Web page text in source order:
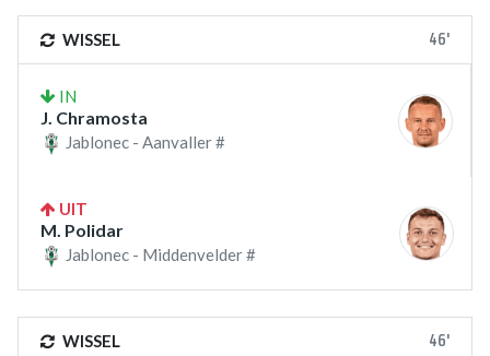
WISSEL 46'
IN
J. Chramosta
Jablonec - Aanvaller #
UIT
M. Polidar
Jablonec - Middenvelder #
WISSEL 46'